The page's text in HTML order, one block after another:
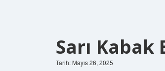
Sarı Kabak
Tarih: Mayıs 26, 2025